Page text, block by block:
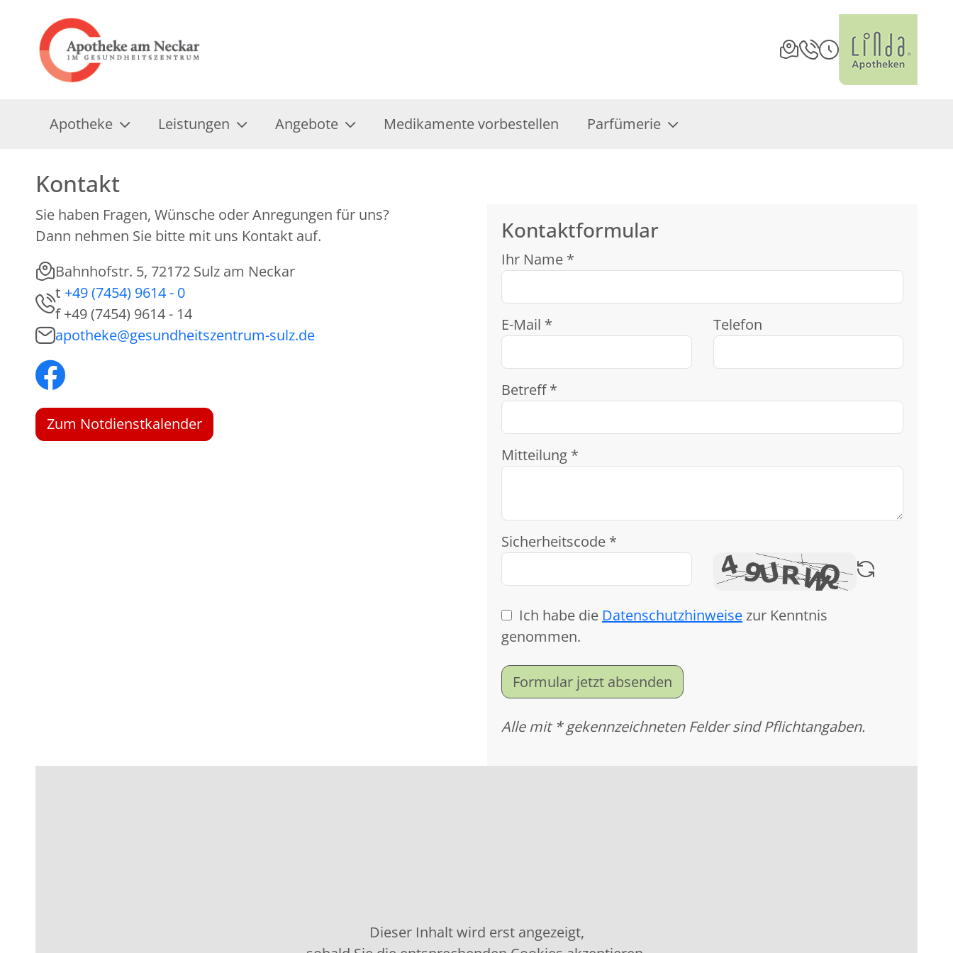
Apotheke Leistungen Angebote Medikamente vorbestellen Parfümerie
Kontakt
Sie haben Fragen, Wünsche oder Anregungen für uns?
Dann nehmen Sie bitte mit uns Kontakt auf.
Bahnhofstr. 5, 72172 Sulz am Neckar
t +49 (7454) 9614 - 0
f+49 (7454) 9614 - 14
apotheke@gesundheitszentrum-sulz.de
Zum Notdienstkalender
Kontaktformular
Ihr Name *
E-Mail * Telefon
Betreff *
Mitteilung *
Sicherheitscode *
Ich habe die Datenschutzhinweisezur Kenntnis
genommen.
Formular jetzt absenden
Alle mit * gekennzeichneten Felder sind Pflichtangaben.
Dieser Inhalt wird erst angezeigt,